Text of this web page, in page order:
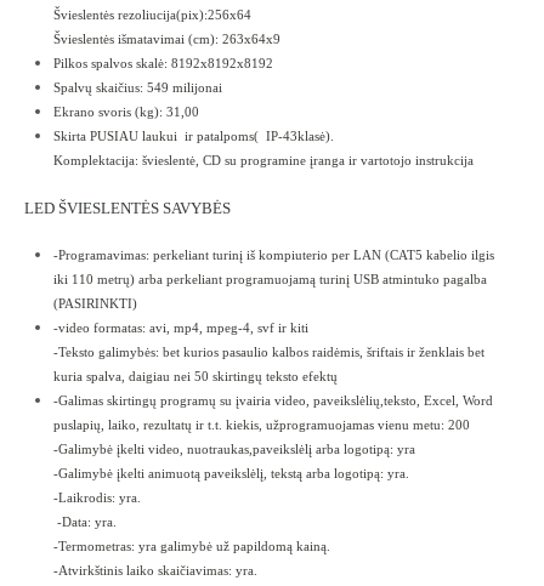
Švieslentės rezoliucija(pix):256x64
Švieslentės išmatavimai (cm): 263x64x9
Pilkos spalvos skalė: 8192x8192x8192
Spalvų skaičius: 549 milijonai
Ekrano svoris (kg): 31,00
Skirta PUSIAU laukui ir patalpoms( IP-43klasė).
Komplektacija: švieslentė, CD su programine įranga ir vartotojo instrukcija
LED ŠVIESLENTĖS SAVYBĖS
-Programavimas: perkeliant turinį iš kompiuterio per LAN (CAT5 kabelio ilgis
iki 110 metrų) arba perkeliant programuojamą turinį USB atmintuko pagalba
(PASIRINKTI)
-video formatas: avi, mp4, mpeg-4, svf ir kiti
-Teksto galimybės: bet kurios pasaulio kalbos raidėmis, šriftais ir ženklais bet
kuria spalva, daigiau nei 50 skirtingų teksto efektų
-Galimas skirtingų programų su įvairia video, paveikslėlių,teksto, Excel, Word
puslapių, laiko, rezultatų ir t.t. kiekis, užprogramuojamas vienu metu: 200
-Galimybė įkelti video, nuotraukas,paveikslėlį arba logotipą: yra
-Galimybė įkelti animuotą paveikslėlį, tekstą arba logotipą: yra.
-Laikrodis: yra.
-Data: yra.
-Termometras: yra galimybė už papildomą kainą.
-Atvirkštinis laiko skaičiavimas: yra.